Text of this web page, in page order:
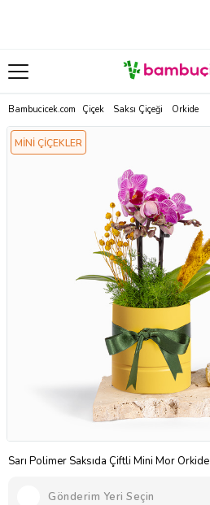
Bambucicek.com Çiçek Saksı Çiçeği Orkide
MİNİ ÇİÇEKLER
Sarı Polimer Saksıda Çiftli Mini Mor Orkide
Gönderim Yeri Seçin